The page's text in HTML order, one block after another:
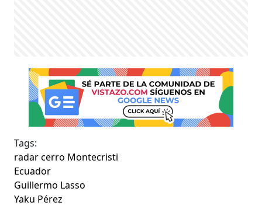
Tags:
radar cerro Montecristi
Ecuador
Guillermo Lasso
Yaku Pérez